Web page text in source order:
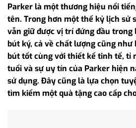
Parker là một thương hiệu nổi
tên. Trong hơn một thế kỷ lịch sử
vẫn giữ được vị trí đứng đầu trong
bút ký, cả về chất lượng cũng như
bút tốt cùng với thiết kế tinh tế, tỉ
tuổi và sự uy tín của Parker hiện
sử dụng. Đây cũng là lựa chọn
tìm kiếm một quà tặng cao cấp